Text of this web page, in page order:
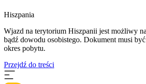
Hiszpania
​Wjazd na terytorium Hiszpanii jest możliwy
bądź dowodu osobistego. Dokument musi
okres pobytu.
Przejdź do treści